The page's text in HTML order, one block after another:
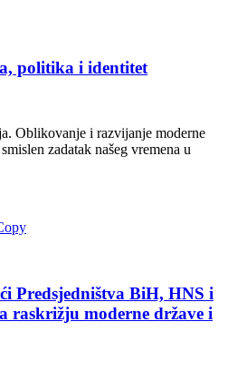
politika i identitet
Oblikovanje i razvijanje moderne
zadatak našeg vremena u
Predsjedništva BiH, HNS i
raskrižju moderne države i